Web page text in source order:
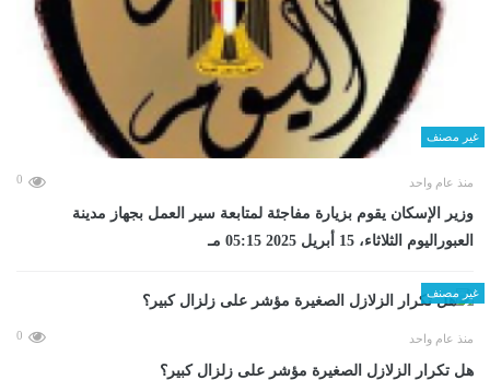
غير مصنف
منذ عام واحد 0
وزير الإسكان يقوم بزيارة مفاجئة لمتابعة سير العمل بجهاز مدينة
العبوراليوم الثلاثاء، 15 أبريل 2025 05:15 مـ
غير مصنف
منذ عام واحد 0
هل تكرار الزلازل الصغيرة مؤشر على زلزال كبير؟